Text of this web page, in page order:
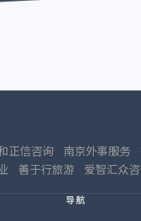
正信咨询 南京外事服务
善于行旅游 爱智汇众
导航